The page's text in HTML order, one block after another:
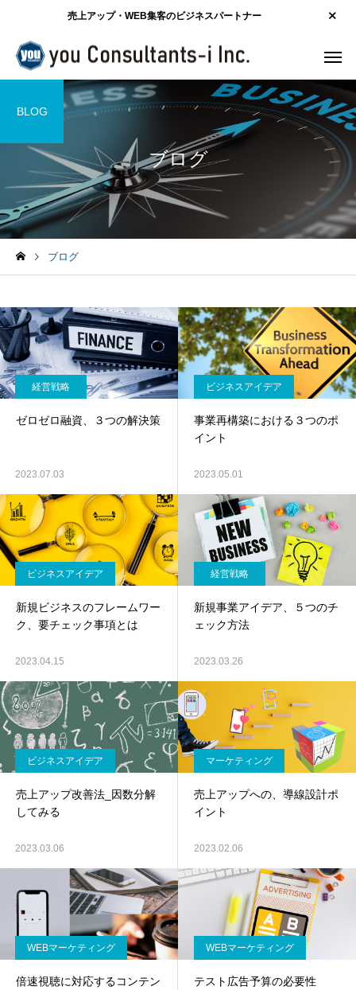
売上アップ・WEB集客のビジネスパートナー
ブログ
BLOG
ブログ
経営戦略
ゼロゼロ融資、３つの解決策
2023.07.03
ビジネスアイデア
事業再構築における３つのポ
イント
2023.05.01
ビジネスアイデア
新規ビジネスのフレームワー
ク、要チェック事項とは
2023.04.15
経営戦略
新規事業アイデア、５つのチ
ェック方法
2023.03.26
ビジネスアイデア
売上アップ改善法_因数分解
してみる
2023.03.06
マーケティング
売上アップへの、導線設計ポ
イント
2023.02.06
WEBマーケティング
倍速視聴に対応するコンテン
WEBマーケティング
テスト広告予算の必要性